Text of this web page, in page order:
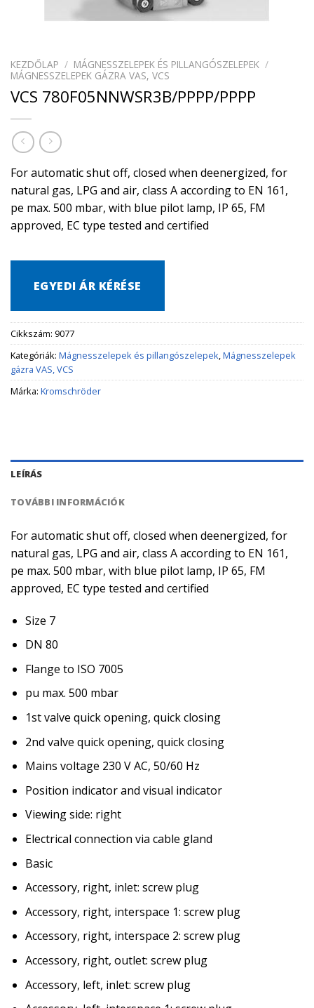
KEZDŐLAP / MÁGNESSZELEPEK ÉS PILLANGÓSZELEPEK /
MÁGNESSZELEPEK GÁZRA VAS, VCS
VCS 780F05NNWSR3B/PPPP/PPPP
For automatic shut off, closed when deenergized, for
natural gas, LPG and air, class A according to EN 161,
pe max. 500 mbar, with blue pilot lamp, IP 65, FM
approved, EC type tested and certified
EGYEDI ÁR KÉRÉSE
Cikkszám: 9077
Kategóriák: Mágnesszelepek és pillangószelepek,Mágnesszelepek
gázra VAS, VCS
Márka: Kromschröder
LEÍRÁS
TOVÁBBI INFORMÁCIÓK
For automatic shut off, closed when deenergized, for
natural gas, LPG and air, class A according to EN 161,
pe max. 500 mbar, with blue pilot lamp, IP 65, FM
approved, EC type tested and certified
Size 7
DN 80
Flange to ISO 7005
pu max. 500 mbar
1st valve quick opening, quick closing
2nd valve quick opening, quick closing
Mains voltage 230 V AC, 50/60 Hz
Position indicator and visual indicator
Viewing side: right
Electrical connection via cable gland
Basic
Accessory, right, inlet: screw plug
Accessory, right, interspace 1: screw plug
Accessory, right, interspace 2: screw plug
Accessory, right, outlet: screw plug
Accessory, left, inlet: screw plug